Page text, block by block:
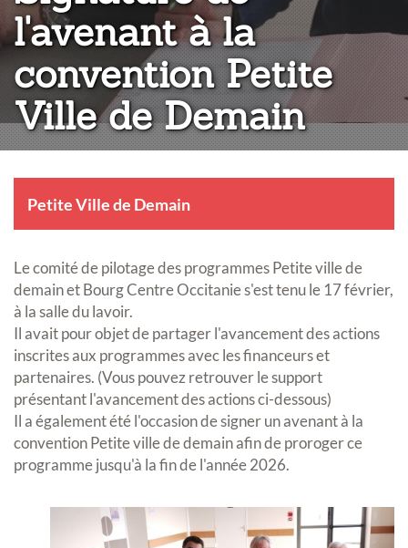
l'avenant à la
convention Petite
Ville de Demain
Petite Ville de Demain
Le comité de pilotage des programmes Petite ville de
demain et Bourg Centre Occitanie s'est tenu le 17 février,
à la salle du lavoir.
Il avait pour objet de partager l'avancement des actions
inscrites aux programmes avec les financeurs et
partenaires. (Vous pouvez retrouver le support
présentant l'avancement des actions ci-dessous)
Il a également été l'occasion de signer un avenant à la
convention Petite ville de demain afin de proroger ce
programme jusqu'à la fin de l'année 2026.